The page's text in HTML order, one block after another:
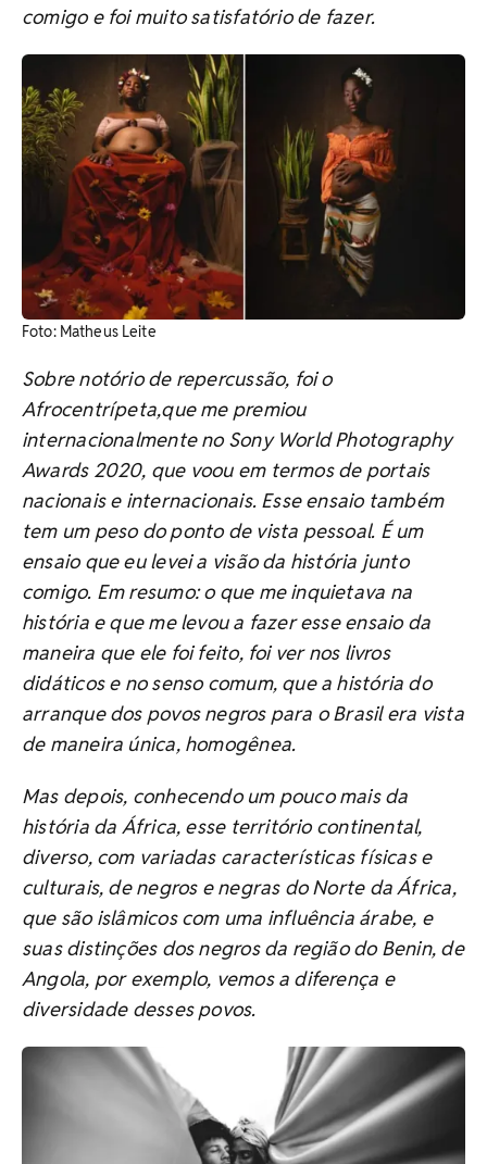
comigo e foi muito satisfatório de fazer.
Foto: Matheus Leite
Sobre notório de repercussão, foi o
Afrocentrípeta,que me premiou
internacionalmente no Sony World Photography
Awards 2020, que voou em termos de portais
nacionais e internacionais. Esse ensaio também
tem um peso do ponto de vista pessoal. É um
ensaio que eu levei a visão da história junto
comigo. Em resumo: o que me inquietava na
história e que me levou a fazer esse ensaio da
maneira que ele foi feito, foi ver nos livros
didáticos e no senso comum, que a história do
arranque dos povos negros para o Brasil era vista
de maneira única, homogênea.
Mas depois, conhecendo um pouco mais da
história da África, esse território continental,
diverso, com variadas características físicas e
culturais, de negros e negras do Norte da África,
que são islâmicos com uma influência árabe, e
suas distinções dos negros da região do Benin, de
Angola, por exemplo, vemos a diferença e
diversidade desses povos.